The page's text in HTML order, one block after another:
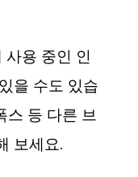
사용 중인 인
을 수도 있습
스 등 다른 브
보세요.